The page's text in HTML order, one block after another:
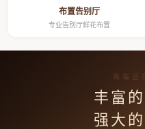
布置告别厅
专业告别厅鲜花布置
高端品
丰富
强大